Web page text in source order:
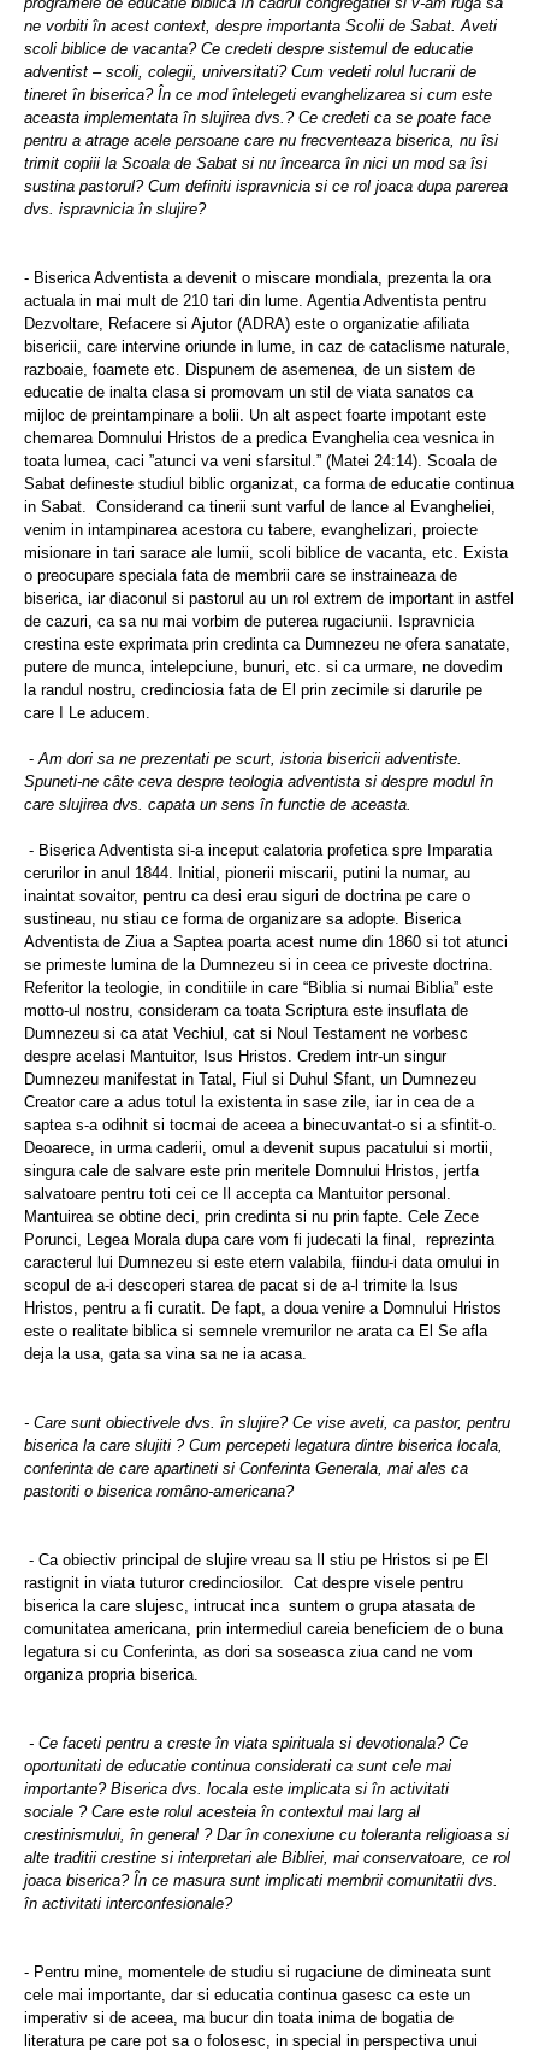
ne vorbiti în acest context, despre importanta Scolii de Sabat. Aveti
scoli biblice de vacanta? Ce credeti despre sistemul de educatie
adventist – scoli, colegii, universitati? Cum vedeti rolul lucrarii de
tineret în biserica? În ce mod întelegeti evanghelizarea si cum este
aceasta implementata în slujirea dvs.? Ce credeti ca se poate face
pentru a atrage acele persoane care nu frecventeaza biserica, nu îsi
trimit copiii la Scoala de Sabat si nu încearca în nici un mod sa îsi
sustina pastorul? Cum definiti ispravnicia si ce rol joaca dupa parerea
dvs. ispravnicia în slujire?
- Biserica Adventista a devenit o miscare mondiala, prezenta la ora
actuala in mai mult de 210 tari din lume. Agentia Adventista pentru
Dezvoltare, Refacere si Ajutor (ADRA) este o organizatie afiliata
bisericii, care intervine oriunde in lume, in caz de cataclisme naturale,
razboaie, foamete etc. Dispunem de asemenea, de un sistem de
educatie de inalta clasa si promovam un stil de viata sanatos ca
mijloc de preintampinare a bolii. Un alt aspect foarte impotant este
chemarea Domnului Hristos de a predica Evanghelia cea vesnica in
toata lumea, caci ”atunci va veni sfarsitul.” (Matei 24:14). Scoala de
Sabat defineste studiul biblic organizat, ca forma de educatie continua
in Sabat. Considerand ca tinerii sunt varful de lance al Evangheliei,
venim in intampinarea acestora cu tabere, evanghelizari, proiecte
misionare in tari sarace ale lumii, scoli biblice de vacanta, etc. Exista
o preocupare speciala fata de membrii care se instraineaza de
biserica, iar diaconul si pastorul au un rol extrem de important in astfel
de cazuri, ca sa nu mai vorbim de puterea rugaciunii. Ispravnicia
crestina este exprimata prin credinta ca Dumnezeu ne ofera sanatate,
putere de munca, intelepciune, bunuri, etc. si ca urmare, ne dovedim
la randul nostru, credinciosia fata de El prin zecimile si darurile pe
care I Le aducem.
-Am dori sa ne prezentati pe scurt, istoria bisericii adventiste.
Spuneti-ne câte ceva despre teologia adventista si despre modul în
care slujirea dvs. capata un sens în functie de aceasta.
- Biserica Adventista si-a inceput calatoria profetica spre Imparatia
cerurilor in anul 1844. Initial, pionerii miscarii, putini la numar, au
inaintat sovaitor, pentru ca desi erau siguri de doctrina pe care o
sustineau, nu stiau ce forma de organizare sa adopte. Biserica
Adventista de Ziua a Saptea poarta acest nume din 1860 si tot atunci
se primeste lumina de la Dumnezeu si in ceea ce priveste doctrina.
Referitor la teologie, in conditiile in care “Biblia si numai Biblia” este
motto-ul nostru, consideram ca toata Scriptura este insuflata de
Dumnezeu si ca atat Vechiul, cat si Noul Testament ne vorbesc
despre acelasi Mantuitor, Isus Hristos. Credem intr-un singur
Dumnezeu manifestat in Tatal, Fiul si Duhul Sfant, un Dumnezeu
Creator care a adus totul la existenta in sase zile, iar in cea de a
saptea s-a odihnit si tocmai de aceea a binecuvantat-o si a sfintit-o.
Deoarece, in urma caderii, omul a devenit supus pacatului si mortii,
singura cale de salvare este prin meritele Domnului Hristos, jertfa
salvatoare pentru toti cei ce Il accepta ca Mantuitor personal.
Mantuirea se obtine deci, prin credinta si nu prin fapte. Cele Zece
Porunci, Legea Morala dupa care vom fi judecati la final, reprezinta
caracterul lui Dumnezeu si este etern valabila, fiindu-i data omului in
scopul de a-i descoperi starea de pacat si de a-l trimite la Isus
Hristos, pentru a fi curatit. De fapt, a doua venire a Domnului Hristos
este o realitate biblica si semnele vremurilor ne arata ca El Se afla
deja la usa, gata sa vina sa ne ia acasa.
- Care sunt obiectivele dvs. în slujire? Ce vise aveti, ca pastor, pentru
biserica la care slujiti ? Cum percepeti legatura dintre biserica locala,
conferinta de care apartineti si Conferinta Generala, mai ales ca
pastoriti o biserica româno-americana?
- Ca obiectiv principal de slujire vreau sa Il stiu pe Hristos si pe El
rastignit in viata tuturor credinciosilor. Cat despre visele pentru
biserica la care slujesc, intrucat inca suntem o grupa atasata de
comunitatea americana, prin intermediul careia beneficiem de o buna
legatura si cu Conferinta, as dori sa soseasca ziua cand ne vom
organiza propria biserica.
- Ce faceti pentru a creste în viata spirituala si devotionala? Ce
oportunitati de educatie continua considerati ca sunt cele mai
importante? Biserica dvs. locala este implicata si în activitati
sociale ? Care este rolul acesteia în contextul mai larg al
crestinismului, în general ? Dar în conexiune cu toleranta religioasa si
alte traditii crestine si interpretari ale Bibliei, mai conservatoare, ce rol
joaca biserica? În ce masura sunt implicati membrii comunitatii dvs.
în activitati interconfesionale?
- Pentru mine, momentele de studiu si rugaciune de dimineata sunt
cele mai importante, dar si educatia continua gasesc ca este un
imperativ si de aceea, ma bucur din toata inima de bogatia de
literatura pe care pot sa o folosesc, in special in perspectiva unui